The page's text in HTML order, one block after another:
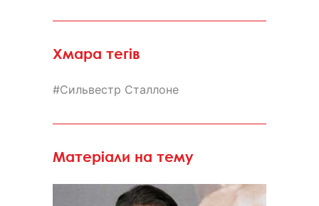
Хмара тегів
Сильвестр Сталлоне
Матеріали на тему